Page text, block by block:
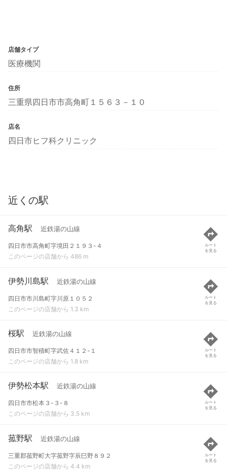
店舗タイプ
医療機関
住所
三重県四日市市高角町１５６３－１０
店名
四日市ヒフ科クリニック
近くの駅
高角駅 近鉄湯の山線
四日市市高角町字境田２１９３-４
このページの店舗から 486 m
ルート
を見る
伊勢川島駅 近鉄湯の山線
四日市市川島町字川原１０５２
このページの店舗から 1.3 km
ルート
を見る
桜駅 近鉄湯の山線
四日市市智積町字武佐４１２-１
このページの店舗から 1.8 km
ルート
を見る
伊勢松本駅 近鉄湯の山線
四日市市松本３-３-８
このページの店舗から 3.5 km
ルート
を見る
菰野駅 近鉄湯の山線
三重郡菰野町大字菰野字辰巳野８９２
このページの店舗から 4.4 km
ルート
を見る